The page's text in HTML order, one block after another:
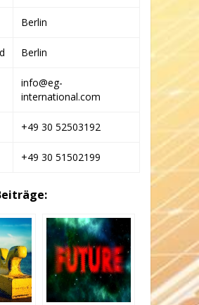
Berlin
Berlin
info@eg-
international.com
+49 30 52503192
+49 30 51502199